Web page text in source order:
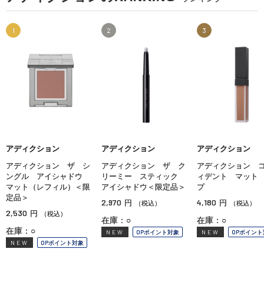
1
アディクション
アディクション ザ シ
ングル アイシャドウ
マット（レフィル）＜限
定品＞
2,530 円 （税込）
在庫：○
NEW OPポイント対象
2
アディクション
アディクション ザ ク
リーミー スティック
アイシャドウ＜限定品＞
2,970 円 （税込）
在庫：○
NEW OPポイント対象
3
アディクション
アディクション
ィデント マット
プ
4,180 円 （税込）
在庫：○
NEW OPポイン